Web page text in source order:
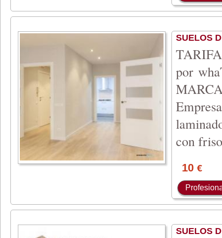
SUELOS
por
con
10 €
SUELOS